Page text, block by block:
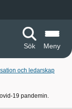
Sök
Meny
och ledarskap
19 pandemin.